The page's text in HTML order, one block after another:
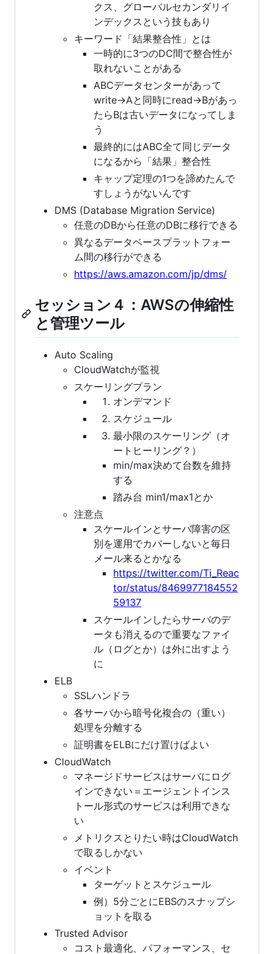
クス、グローバルセカンダリイ
ンデックスという技もあり
キーワード「結果整合性」とは
一時的に3つのDC間で整合性が
取れないことがある
ABCデータセンターがあって
write->Aと同時にread->Bがあっ
たらBは古いデータになってしま
う
最終的にはABC全て同じデータ
になるから「結果」整合性
キャップ定理の1つを諦めたんで
すしょうがないんです
DMS (Database Migration Service)
任意のDBから任意のDBに移行できる
異なるデータベースプラットフォー
ム間の移行ができる
https://aws.amazon.com/jp/dms/
セッション４：AWSの伸縮性
と管理ツール
Auto Scaling
CloudWatchが監視
スケーリングプラン
オンデマンド
スケジュール
最小限のスケーリング（オ
ートヒーリング？）
min/max決めて台数を維持
する
踏み台 min1/max1とか
注意点
スケールインとサーバ障害の区
別を運用でカバーしないと毎日
メール来るとかなる
https://twitter.com/Ti_Reac
tor/status/8469977184552
59137
スケールインしたらサーバのデ
ータも消えるので重要なファイ
ル（ログとか）は外に出すよう
に
ELB
SSLハンドラ
各サーバから暗号化複合の（重い）
処理を分離する
証明書をELBにだけ置けばよい
CloudWatch
マネージドサービスはサーバにログ
インできない＝エージェントインス
トール形式のサービスは利用できな
い
メトリクスとりたい時はCloudWatch
で取るしかない
イベント
ターゲットとスケジュール
例）5分ごとにEBSのスナップシ
ョットを取る
Trusted Advisor
コスト最適化、パフォーマンス、セ